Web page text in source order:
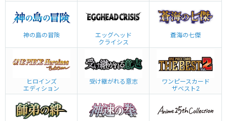
神の島の冒険
エッグヘッド
クライシス
蒼海の七傑
ヒロインズ
エディション
受け継がれる意志
ワンピースカード
ザベスト2